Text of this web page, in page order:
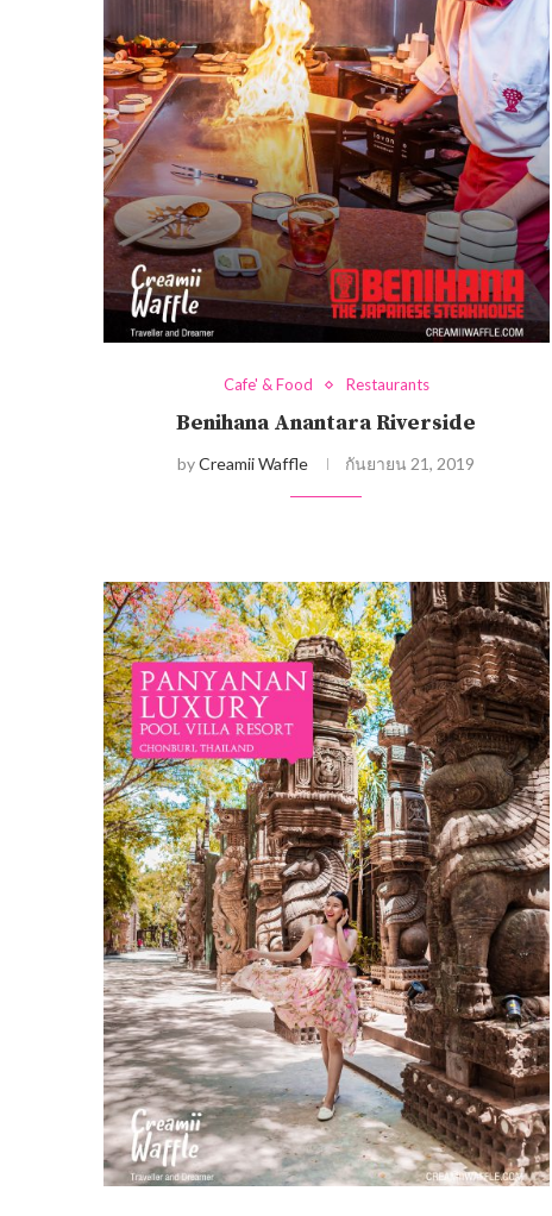
Cafe' & Food Restaurants
Benihana Anantara Riverside
byCreamii Waffle กันยายน 21, 2019